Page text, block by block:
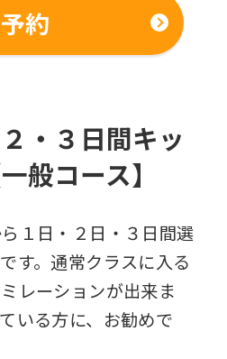
予約
・３日間キッ
般コース】
１日・２日・３日間選
す。通常クラスに入る
レーションが出来ま
いる方に、お勧めで
For
foreigners